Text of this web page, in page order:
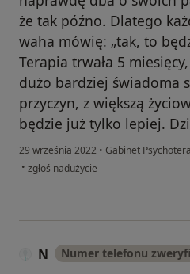
że tak późno. Dlatego
waha mówię: „tak, to
Terapia trwała 5
dużo bardziej świadoma
przyczyn, z większą
będzie już tylko lepiej.
29 września 2022 • Gabinet
• w opinii użytkownika Edyta
zgłoś nadużycie
N Numer telefonu